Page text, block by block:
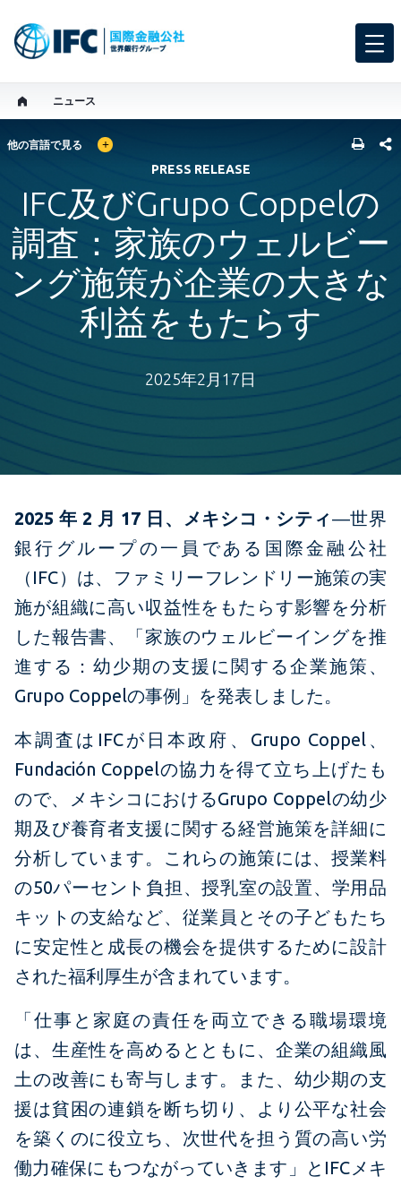
ニュース
GLOBAL LANGUAGE TOGGLER
他の言語で見る
PRESS RELEASE
IFC及びGrupo Coppelの
調査：家族のウェルビー
ング施策が企業の大きな
利益をもたらす
2025年2月17日
2025 年 2 月 17 日、メキシコ・シティ―世界
銀行グループの一員である国際金融公社
（IFC）は、ファミリーフレンドリー施策の実
施が組織に高い収益性をもたらす影響を分析
した報告書、「家族のウェルビーイングを推
進する：幼少期の支援に関する企業施策、
Grupo Coppelの事例」を発表しました。
本調査はIFCが日本政府、Grupo Coppel、
Fundación Coppelの協力を得て立ち上げたも
ので、メキシコにおけるGrupo Coppelの幼少
期及び養育者支援に関する経営施策を詳細に
分析しています。これらの施策には、授業料
の50パーセント負担、授乳室の設置、学用品
キットの支給など、従業員とその子どもたち
に安定性と成長の機会を提供するために設計
された福利厚生が含まれています。
「仕事と家庭の責任を両立できる職場環境
は、生産性を高めるとともに、企業の組織風
土の改善にも寄与します。また、幼少期の支
援は貧困の連鎖を断ち切り、より公平な社会
を築くのに役立ち、次世代を担う質の高い労
働力確保にもつながっていきます」とIFCメキ